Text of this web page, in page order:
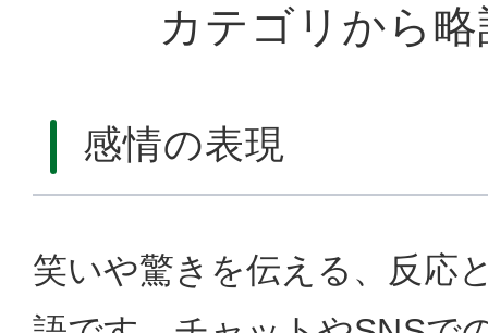
カテゴリから
感情の表現
笑いや驚きを伝える、反応